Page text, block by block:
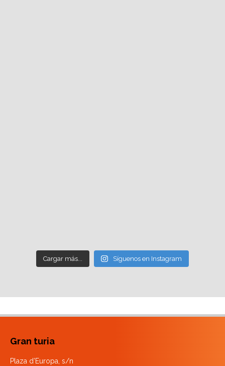
Cargar más... Síguenos en Instagram
Gran turia
Plaza d’Europa, s/n